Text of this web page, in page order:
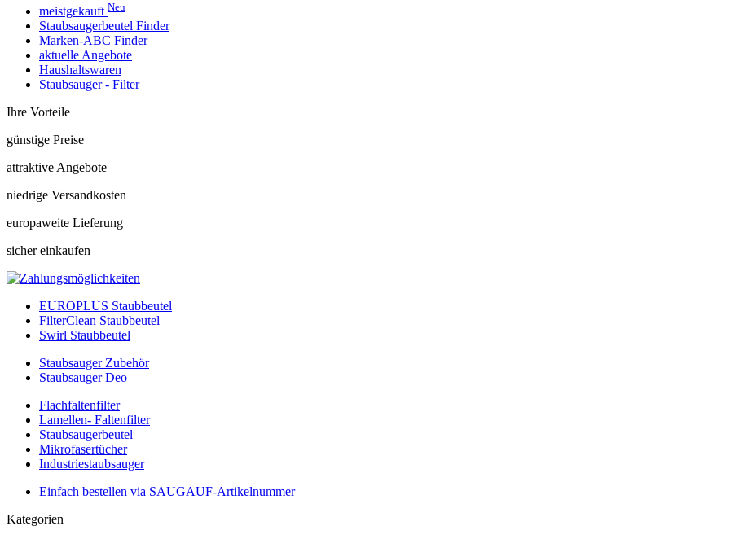
meistgekauft Neu
Staubsaugerbeutel Finder
Marken-ABC Finder
aktuelle Angebote
Haushaltswaren
Staubsauger - Filter
Ihre Vorteile
günstige Preise
attraktive Angebote
niedrige Versandkosten
europaweite Lieferung
sicher einkaufen
EUROPLUS Staubbeutel
FilterClean Staubbeutel
Swirl Staubbeutel
Staubsauger Zubehör
Staubsauger Deo
Flachfaltenfilter
Lamellen- Faltenfilter
Staubsaugerbeutel
Mikrofasertücher
Industriestaubsauger
Einfach bestellen via SAUGAUF-Artikelnummer
Kategorien